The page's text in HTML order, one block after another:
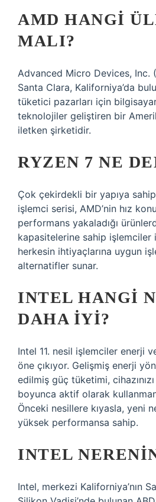
AMD HANGI
MALI?
Advanced Micro Devices, Inc.
Santa Clara, Kaliforniya’da
tüketici pazarları için
teknolojiler geliştiren bir
iletken şirketidir.
RYZEN 7 NE
Çok çekirdekli bir yapıya
işlemci serisi, AMD’nin hız
performans yakaladığı
kapasitelerine sahip işlemciler
herkesin ihtiyaçlarına uygun
alternatifler sunar.
INTEL HANGI
DAHA IYI?
Intel 11. nesil işlemciler enerji
öne çıkıyor. Gelişmiş enerji
edilmiş güç tüketimi,
boyunca aktif olarak
Önceki nesillere kıyasla, yeni
yüksek performansa sahip.
INTEL
Intel, merkezi Kaliforniya’nın